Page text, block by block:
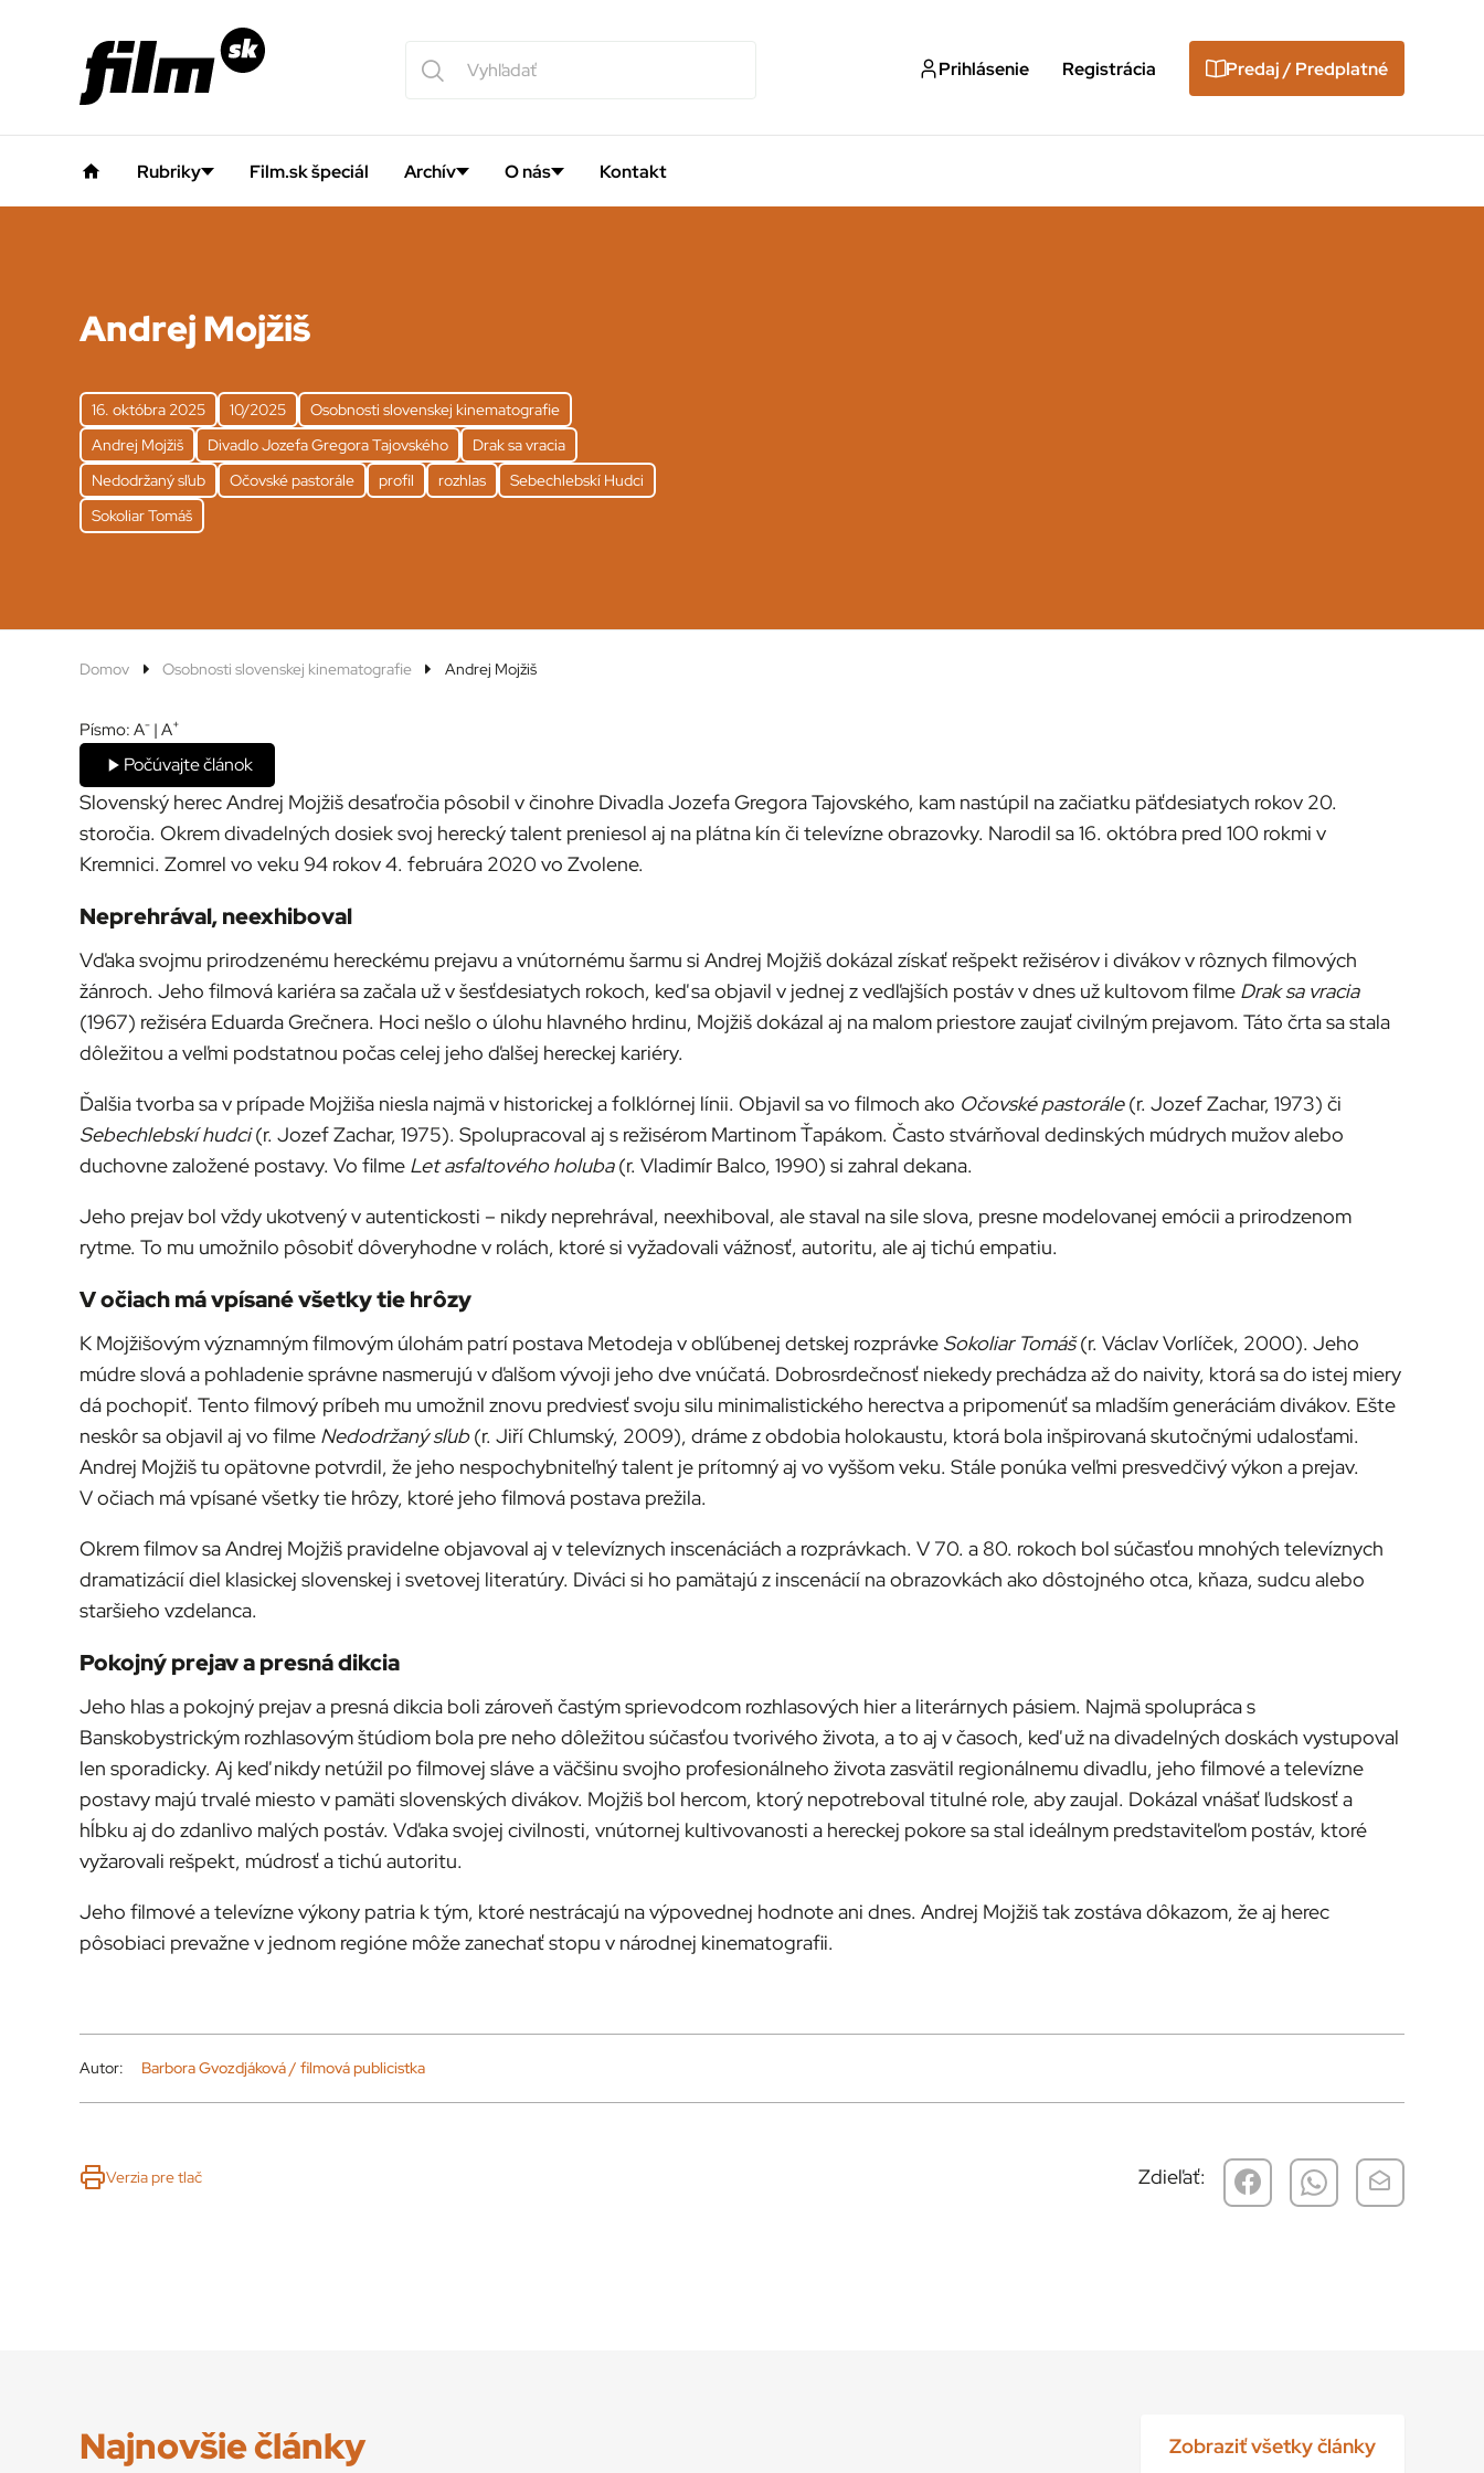
Rubriky Film.sk špeciál Archív O nás Kontakt
Prihlásenie Registrácia Predaj / Predplatné
Andrej Mojžiš
16. októbra 2025 10/2025
Osobnosti slovenskej kinematografie
Andrej Mojžiš
Divadlo Jozefa Gregora Tajovského
Drak sa vracia
Nedodržaný sľub
Očovské pastorále profil rozhlas
Sebechlebskí Hudci
Sokoliar Tomáš
Domov Osobnosti slovenskej kinematografie Andrej Mojžiš
Písmo: A- | A+
Počúvajte článok
Slovenský herec Andrej Mojžiš desaťročia pôsobil v činohre Divadla Jozefa Gregora Tajovského, kam nastúpil na začiatku päťdesiatych rokov 20.
storočia. Okrem divadelných dosiek svoj herecký talent preniesol aj na plátna kín či televízne obrazovky. Narodil sa 16. októbra pred 100 rokmi v
Kremnici. Zomrel vo veku 94 rokov 4. februára 2020 vo Zvolene.
Neprehrával, neexhiboval
Vďaka svojmu prirodzenému hereckému prejavu a vnútornému šarmu si Andrej Mojžiš dokázal získať rešpekt režisérov i divákov v rôznych filmových
žánroch. Jeho filmová kariéra sa začala už v šesťdesiatych rokoch, keď sa objavil v jednej z vedľajších postáv v dnes už kultovom filme Drak sa vracia
(1967) režiséra Eduarda Grečnera. Hoci nešlo o úlohu hlavného hrdinu, Mojžiš dokázal aj na malom priestore zaujať civilným prejavom. Táto črta sa stala
dôležitou a veľmi podstatnou počas celej jeho ďalšej hereckej kariéry.
Ďalšia tvorba sa v prípade Mojžiša niesla najmä v historickej a folklórnej línii. Objavil sa vo filmoch ako Očovské pastorále(r. Jozef Zachar, 1973) či
Sebechlebskí hudci(r. Jozef Zachar, 1975). Spolupracoval aj s režisérom Martinom Ťapákom. Často stvárňoval dedinských múdrych mužov alebo
duchovne založené postavy. Vo filme Let asfaltového holuba(r. Vladimír Balco, 1990) si zahral dekana.
Jeho prejav bol vždy ukotvený v autentickosti – nikdy neprehrával, neexhiboval, ale staval na sile slova, presne modelovanej emócii a prirodzenom
rytme. To mu umožnilo pôsobiť dôveryhodne v rolách, ktoré si vyžadovali vážnosť, autoritu, ale aj tichú empatiu.
V očiach má vpísané všetky tie hrôzy
K Mojžišovým významným filmovým úlohám patrí postava Metodeja v obľúbenej detskej rozprávke Sokoliar Tomáš(r. Václav Vorlíček, 2000). Jeho
múdre slová a pohladenie správne nasmerujú v ďalšom vývoji jeho dve vnúčatá. Dobrosrdečnosť niekedy prechádza až do naivity, ktorá sa do istej miery
dá pochopiť. Tento filmový príbeh mu umožnil znovu predviesť svoju silu minimalistického herectva a pripomenúť sa mladším generáciám divákov. Ešte
neskôr sa objavil aj vo filme Nedodržaný sľub(r. Jiří Chlumský, 2009), dráme z obdobia holokaustu, ktorá bola inšpirovaná skutočnými udalosťami.
Andrej Mojžiš tu opätovne potvrdil, že jeho nespochybniteľný talent je prítomný aj vo vyššom veku. Stále ponúka veľmi presvedčivý výkon a prejav.
V očiach má vpísané všetky tie hrôzy, ktoré jeho filmová postava prežila.
Okrem filmov sa Andrej Mojžiš pravidelne objavoval aj v televíznych inscenáciách a rozprávkach. V 70. a 80. rokoch bol súčasťou mnohých televíznych
dramatizácií diel klasickej slovenskej i svetovej literatúry. Diváci si ho pamätajú z inscenácií na obrazovkách ako dôstojného otca, kňaza, sudcu alebo
staršieho vzdelanca.
Pokojný prejav a presná dikcia
Jeho hlas a pokojný prejav a presná dikcia boli zároveň častým sprievodcom rozhlasových hier a literárnych pásiem. Najmä spolupráca s
Banskobystrickým rozhlasovým štúdiom bola pre neho dôležitou súčasťou tvorivého života, a to aj v časoch, keď už na divadelných doskách vystupoval
len sporadicky. Aj keď nikdy netúžil po filmovej sláve a väčšinu svojho profesionálneho života zasvätil regionálnemu divadlu, jeho filmové a televízne
postavy majú trvalé miesto v pamäti slovenských divákov. Mojžiš bol hercom, ktorý nepotreboval titulné role, aby zaujal. Dokázal vnášať ľudskosť a
hĺbku aj do zdanlivo malých postáv. Vďaka svojej civilnosti, vnútornej kultivovanosti a hereckej pokore sa stal ideálnym predstaviteľom postáv, ktoré
vyžarovali rešpekt, múdrosť a tichú autoritu.
Jeho filmové a televízne výkony patria k tým, ktoré nestrácajú na výpovednej hodnote ani dnes. Andrej Mojžiš tak zostáva dôkazom, že aj herec
pôsobiaci prevažne v jednom regióne môže zanechať stopu v národnej kinematografii.
Autor: Barbora Gvozdjáková / filmová publicistka
Verzia pre tlač Zdieľať:
Najnovšie články Zobraziť všetky články